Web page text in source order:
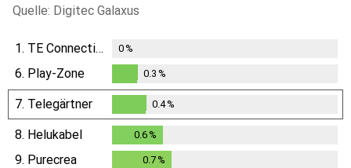
Quelle: Digitec Galaxus
1. TE Connectivity 0%
6. Play-Zone
0.3%
0.3 %
7. Telegärtner
0.4%
0.4%
8. Helukabel 0.6 %
9. Purecrea 0.7 %